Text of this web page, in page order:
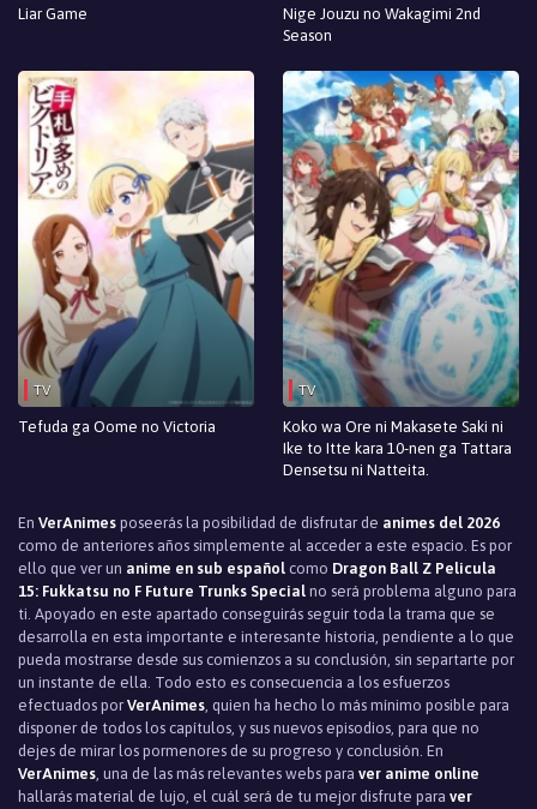
Liar Game
Nige Jouzu no Wakagimi 2nd
Season
TV
Tefuda ga Oome no Victoria
TV
Koko wa Ore ni Makasete Saki ni
Ike to Itte kara 10-nen ga Tattara
Densetsu ni Natteita.
En VerAnimes poseerás la posibilidad de disfrutar de animes del 2026
como de anteriores años simplemente al acceder a este espacio. Es por
ello que ver un anime en sub español como Dragon Ball Z Pelicula
15: Fukkatsu no F Future Trunks Special no será problema alguno para
ti. Apoyado en este apartado conseguirás seguir toda la trama que se
desarrolla en esta importante e interesante historia, pendiente a lo que
pueda mostrarse desde sus comienzos a su conclusión, sin separtarte por
un instante de ella. Todo esto es consecuencia a los esfuerzos
efectuados por VerAnimes, quien ha hecho lo más mínimo posible para
disponer de todos los capítulos, y sus nuevos episodios, para que no
dejes de mirar los pormenores de su progreso y conclusión. En
VerAnimes, una de las más relevantes webs para ver anime online
hallarás material de lujo, el cuál será de tu mejor disfrute para ver